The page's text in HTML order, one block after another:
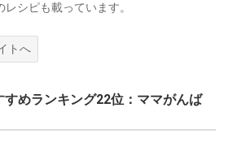
シピも載っています。
トへ
めランキング22位：ママがんば